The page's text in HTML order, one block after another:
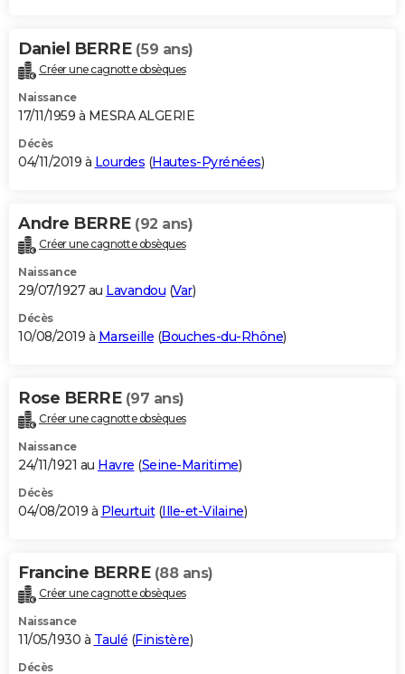
Daniel BERRE (59 ans)
Créer une cagnotte obsèques
Naissance
17/11/1959 à MESRA ALGERIE
Décès
04/11/2019 à Lourdes (Hautes-Pyrénées)
Andre BERRE (92 ans)
Créer une cagnotte obsèques
Naissance
29/07/1927 au Lavandou (Var)
Décès
10/08/2019 à Marseille (Bouches-du-Rhône)
Rose BERRE (97 ans)
Créer une cagnotte obsèques
Naissance
24/11/1921 au Havre (Seine-Maritime)
Décès
04/08/2019 à Pleurtuit(Ille-et-Vilaine)
Francine BERRE (88 ans)
Créer une cagnotte obsèques
Naissance
11/05/1930 à Taulé (Finistère)
Décès